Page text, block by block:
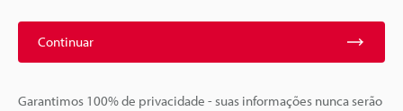
Continuar
Garantimos 100% de privacidade - suas informações nunca serão